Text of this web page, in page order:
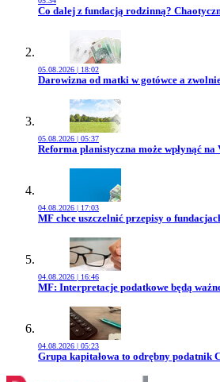
Przejdź do artykułu:
Co dalej z fundacją rodzinną?
05.08.2026 | 18:02
Przejdź do artykułu:
Darowizna od matki w gotówce a
05.08.2026 | 05:37
Przejdź do artykułu:
Reforma planistyczna może wpłynąć na
04.08.2026 | 17:03
Przejdź do artykułu:
MF chce uszczelnić przepisy o
04.08.2026 | 16:46
Przejdź do artykułu:
MF: Interpretacje podatkowe będą
04.08.2026 | 05:23
Przejdź do artykułu:
Grupa kapitałowa to odrębny podatnik